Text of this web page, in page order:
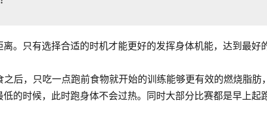
。只有选择合适的时机才能更好的发挥身体机能，达到最好
后，只吃一点跑前食物就开始的训练能够更有效的燃烧脂肪
的时候，此时跑身体不会过热。同时大部分比赛都是早上起